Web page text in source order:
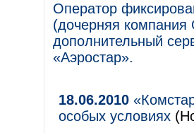
Оператор
(дочерняя
дополнительный
«Аэростар».
18.06.2010
особых условиях